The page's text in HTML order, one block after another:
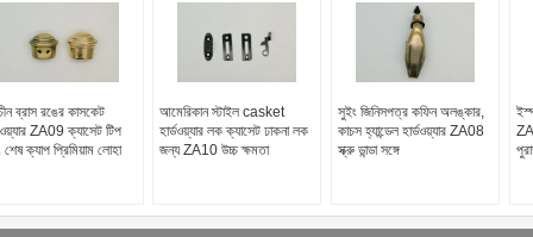
ব্রাস রঙের কাসকেট
ZA09 ক্যাসেট টিপ
ক্যাপ প্রিমিয়াম লোহা
আমেরিকান স্টাইল casket
হার্ডওয়্যার লক ক্যাসেট ঢাকনা লক
জন্য ZA10 উচ্চ ক্ষমতা
সুইং জিনিসপত্র কফিন অলঙ্কার,
কাচস হ্যান্ডেল হার্ডওয়্যার ZA08
স্ক্রু ডান্ডা সঙ্গে